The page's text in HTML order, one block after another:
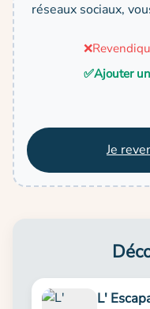
réseaux sociaux,
❌
✅Ajouter
Je
L'